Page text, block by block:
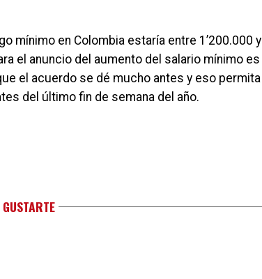
mínimo en Colombia estaría entre 1’200.000 y
el anuncio del aumento del salario mínimo es
el acuerdo se dé mucho antes y eso permita
del último fin de semana del año.